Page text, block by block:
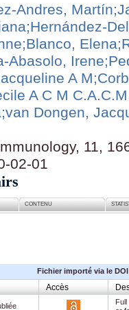
Andres, Martín
;Hernández-
;Blanco, Elena
Abasolo, Irene
A M
A C M
;van Dongen,
11,
02-01
CONTENU
Fichier importé via le DOI
Accès